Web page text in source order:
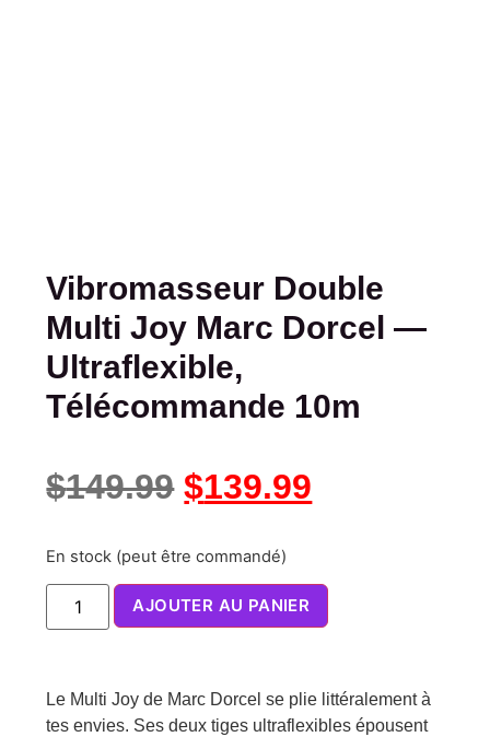
Vibromasseur Double
Multi Joy Marc Dorcel —
Ultraflexible,
Télécommande 10m
$149.99 $139.99
En stock (peut être commandé)
AJOUTER AU PANIER
Le Multi Joy de Marc Dorcel se plie littéralement à
tes envies. Ses deux tiges ultraflexibles épousent